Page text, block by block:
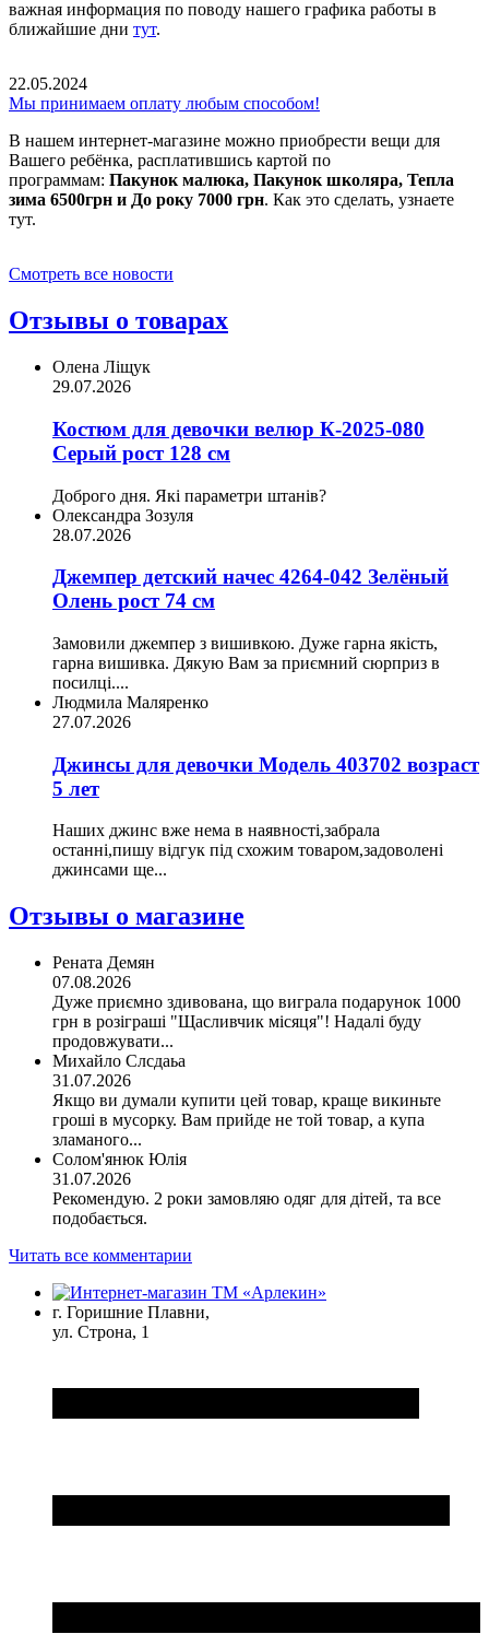
важная информация по поводу нашего графика работы в
ближайшие дни тут.
22.05.2024
Мы принимаем оплату любым способом!
В нашем интернет-магазине можно приобрести вещи для
Вашего ребёнка, расплатившись картой по
программам: Пакунок малюка, Пакунок школяра, Тепла
зима 6500грн и До року 7000 грн. Как это сделать, узнаете
тут.
Смотреть все новости
Отзывы о товарах
Олена Ліщук
29.07.2026
Костюм для девочки велюр К-2025-080
Серый рост 128 см
Доброго дня. Які параметри штанів?
Олександра Зозуля
28.07.2026
Джемпер детский начес 4264-042 Зелёный
Олень рост 74 см
Замовили джемпер з вишивкою. Дуже гарна якість,
гарна вишивка. Дякую Вам за приємний сюрприз в
посилці....
Людмила Маляренко
27.07.2026
Джинсы для девочки Модель 403702 возраст
5 лет
Наших джинс вже нема в наявності,забрала
останні,пишу відгук під схожим товаром,задоволені
джинсами ще...
Отзывы о магазине
Рената Демян
07.08.2026
Дуже приємно здивована, що виграла подарунок 1000
грн в розіграші "Щасливчик місяця"! Надалі буду
продовжувати...
Михайло Слсдаьа
31.07.2026
Якщо ви думали купити цей товар, краще викиньте
гроші в мусорку. Вам прийде не той товар, а купа
зламаного...
Солом'янюк Юлія
31.07.2026
Рекомендую. 2 роки замовляю одяг для дітей, та все
подобається.
Читать все комментарии
г. Горишние Плавни,
ул. Строна, 1